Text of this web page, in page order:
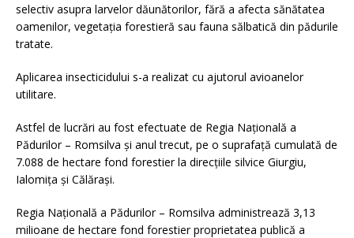
selectiv asupra larvelor dăunătorilor, fără a afecta sănătatea
oamenilor, vegetația forestieră sau fauna sălbatică din pădurile
tratate.
Aplicarea insecticidului s-a realizat cu ajutorul avioanelor
utilitare.
Astfel de lucrări au fost efectuate de Regia Națională a
Pădurilor – Romsilva și anul trecut, pe o suprafață cumulată de
7.088 de hectare fond forestier la direcțiile silvice Giurgiu,
Ialomița și Călărași.
Regia Națională a Pădurilor – Romsilva administrează 3,13
milioane de hectare fond forestier proprietatea publică a